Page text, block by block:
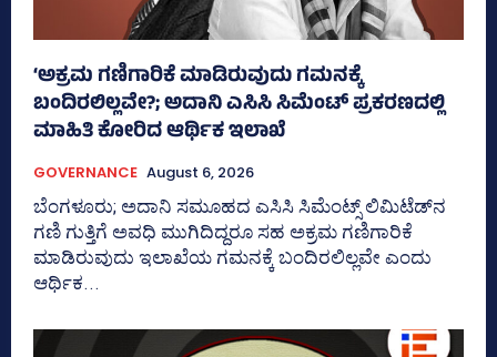
‘ಅಕ್ರಮ ಗಣಿಗಾರಿಕೆ ಮಾಡಿರುವುದು ಗಮನಕ್ಕೆ
ಬಂದಿರಲಿಲ್ಲವೇ?; ಅದಾನಿ ಎಸಿಸಿ ಸಿಮೆಂಟ್ ಪ್ರಕರಣದಲ್ಲಿ
ಮಾಹಿತಿ ಕೋರಿದ ಆರ್ಥಿಕ ಇಲಾಖೆ
GOVERNANCE August 6, 2026
ಬೆಂಗಳೂರು; ಅದಾನಿ ಸಮೂಹದ ಎಸಿಸಿ ಸಿಮೆಂಟ್ಸ್‌ ಲಿಮಿಟೆಡ್‌ನ
ಗಣಿ ಗುತ್ತಿಗೆ ಅವಧಿ ಮುಗಿದಿದ್ದರೂ ಸಹ ಅಕ್ರಮ ಗಣಿಗಾರಿಕೆ
ಮಾಡಿರುವುದು ಇಲಾಖೆಯ ಗಮನಕ್ಕೆ ಬಂದಿರಲಿಲ್ಲವೇ ಎಂದು
ಆರ್ಥಿಕ...